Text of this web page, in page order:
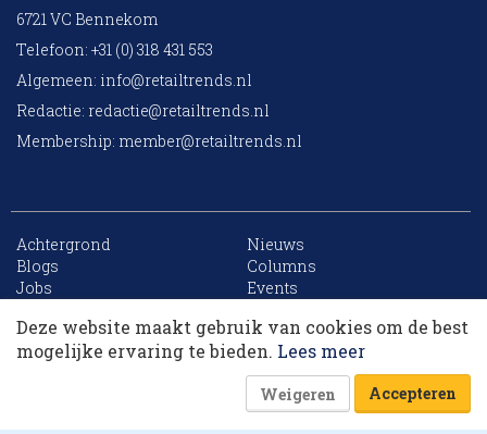
6721 VC Bennekom
Telefoon: +31 (0) 318 431 553
Algemeen: info@retailtrends.nl
Redactie: redactie@retailtrends.nl
Membership: member@retailtrends.nl
Achtergrond
Nieuws
Blogs
Columns
Jobs
Events
Archief
Sitemap
Website is powered by
Deze website maakt gebruik van cookies om de best
mogelijke ervaring te bieden. Lees meer
Weigeren Accepteren
10 collega’s
Korting op events